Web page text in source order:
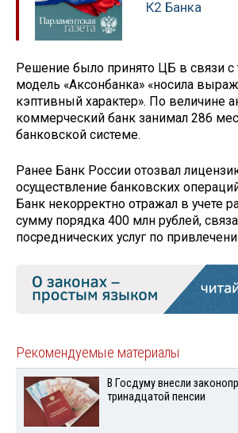
К2 Банка
Решение было принято ЦБ в связи с
модель «Аксонбанка» «носила
кэптивный характер». По величине
коммерческий банк занимал 286
банковской системе.
Ранее Банк России отозвал
осуществление банковских
Банк некорректно отражал в учете
сумму порядка 400 млн рублей,
посреднических услуг по
Рекомендуемые материалы
В Госдуму внесли
тринадцатой пенсии